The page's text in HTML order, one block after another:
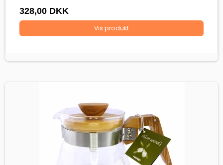
328,00 DKK
Vis produkt